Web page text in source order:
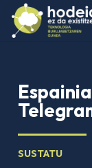
SUSTATU